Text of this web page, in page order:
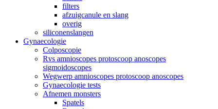
filters
afzuigcanule en slang
overig
siliconenslangen
Gynaecologie
Colposcopie
Rvs amnioscopes protoscoop anoscopes
sigmoidoscopes
Wegwerp amnioscopes protoscoop anoscopes
Gynaecologie tests
Afnemen monsters
Spatels